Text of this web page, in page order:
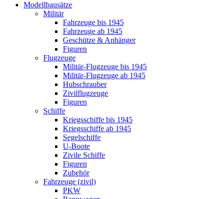
Modellbausätze
Militär
Fahrzeuge bis 1945
Fahrzeuge ab 1945
Geschütze & Anhänger
Figuren
Flugzeuge
Militär-Flugzeuge bis 1945
Militär-Flugzeuge ab 1945
Hubschrauber
Zivilflugzeuge
Figuren
Schiffe
Kriegsschiffe bis 1945
Kriegsschiffe ab 1945
Segelschiffe
U-Boote
Zivile Schiffe
Figuren
Zubehör
Fahrzeuge (zivil)
PKW